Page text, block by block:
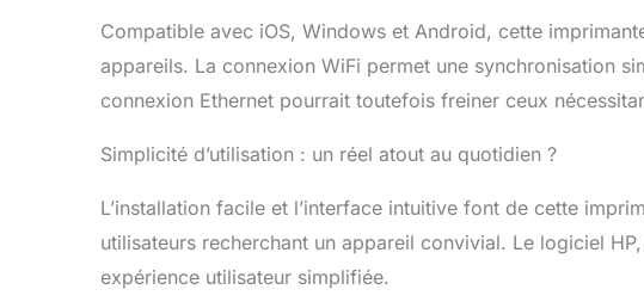
Compatible avec iOS, Windows et Android, cette
appareils. La connexion WiFi permet une synchronisation
connexion Ethernet pourrait toutefois freiner ceux
Simplicité d’utilisation : un réel atout au quotidien ?
L’installation facile et l’interface intuitive font de cette
utilisateurs recherchant un appareil convivial. Le logiciel
expérience utilisateur simplifiée.